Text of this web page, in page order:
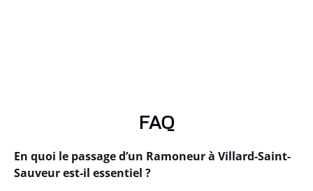
FAQ
En quoi le passage d’un Ramoneur à Villard-Saint-
Sauveur est-il essentiel ?